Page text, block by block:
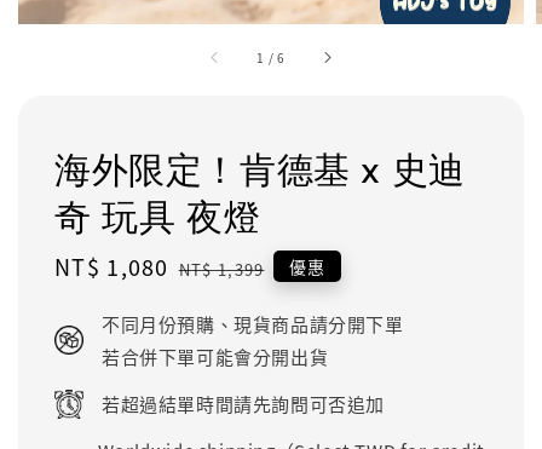
1 /6
海外限定！肯德基 x 史迪
奇 玩具 夜燈
Sale
NT$ 1,080 Regular
NT$ 1,399 優惠
不同月份預購、現貨商品請分開下單
若合併下單可能會分開出貨
若超過結單時間請先詢問可否追加